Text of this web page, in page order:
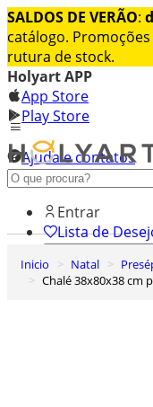
SALDOS DE VERÃO:
catálogo.
rutura de stock.
Holyart APP
App Store
Play Store
Ajuda e contatos
Conheça premium
Entrar
Lista de
Carrinho de
Inicio Natal
Chalé 38x80x38